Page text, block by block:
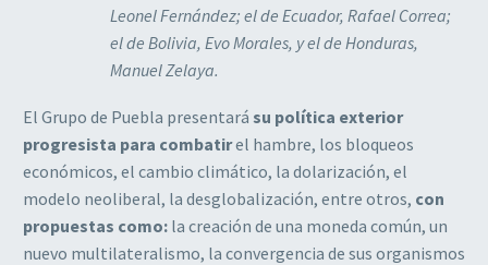
Leonel Fernández; el de Ecuador, Rafael Correa;
el de Bolivia, Evo Morales, y el de Honduras,
Manuel Zelaya.
El Grupo de Puebla presentará su política exterior
progresista para combatirel hambre, los bloqueos
económicos, el cambio climático, la dolarización, el
modelo neoliberal, la desglobalización, entre otros, con
propuestas como: la creación de una moneda común, un
nuevo multilateralismo, la convergencia de sus organismos